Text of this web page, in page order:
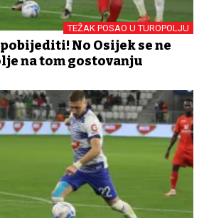
TEŽAK POSAO U TUROPOLJU
No Osijek se ne
na tom gostovanju